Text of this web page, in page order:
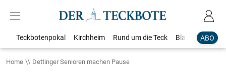
ABO
Teckbotenpokal Kirchheim Rund um die Teck Blaulicht
Home Dettinger Senioren machen Pause